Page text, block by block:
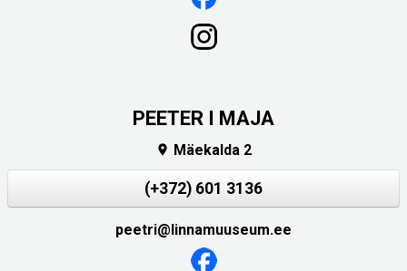
PEETER I MAJA
 Mäekalda 2
(+372) 601 3136
peetri@linnamuuseum.ee